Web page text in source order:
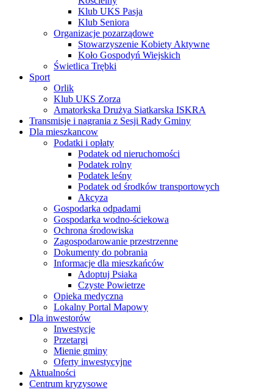
Klub UKS Pasja
Klub Seniora
Organizacje pozarządowe
Stowarzyszenie Kobiety Aktywne
Koło Gospodyń Wiejskich
Świetlica Trębki
Sport
Orlik
Klub UKS Zorza
Amatorkska Drużya Siatkarska ISKRA
Transmisje i nagrania z Sesji Rady Gminy
Dla mieszkancow
Podatki i opłaty
Podatek od nieruchomości
Podatek rolny
Podatek leśny
Podatek od środków transportowych
Akcyza
Gospodarka odpadami
Gospodarka wodno-ściekowa
Ochrona środowiska
Zagospodarowanie przestrzenne
Dokumenty do pobrania
Informacje dla mieszkańców
Adoptuj Psiaka
Czyste Powietrze
Opieka medyczna
Lokalny Portal Mapowy
Dla inwestorów
Inwestycje
Przetargi
Mienie gminy
Oferty inwestycyjne
Aktualności
Centrum kryzysowe